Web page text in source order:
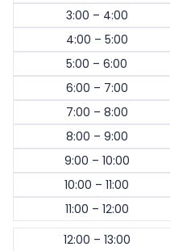
3:00 – 4:00
4:00 – 5:00
5:00 – 6:00
6:00 – 7:00
7:00 – 8:00
8:00 – 9:00
9:00 – 10:00
10:00 – 11:00
11:00 – 12:00
12:00 – 13:00